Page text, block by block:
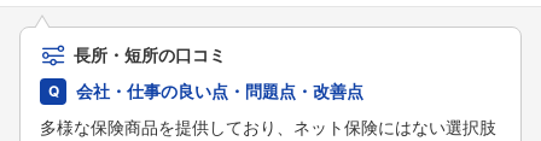
長所・短所の口コミ
会社・仕事の良い点・問題点・改善点
多様な保険商品を提供しており、ネット保険にはない選択肢